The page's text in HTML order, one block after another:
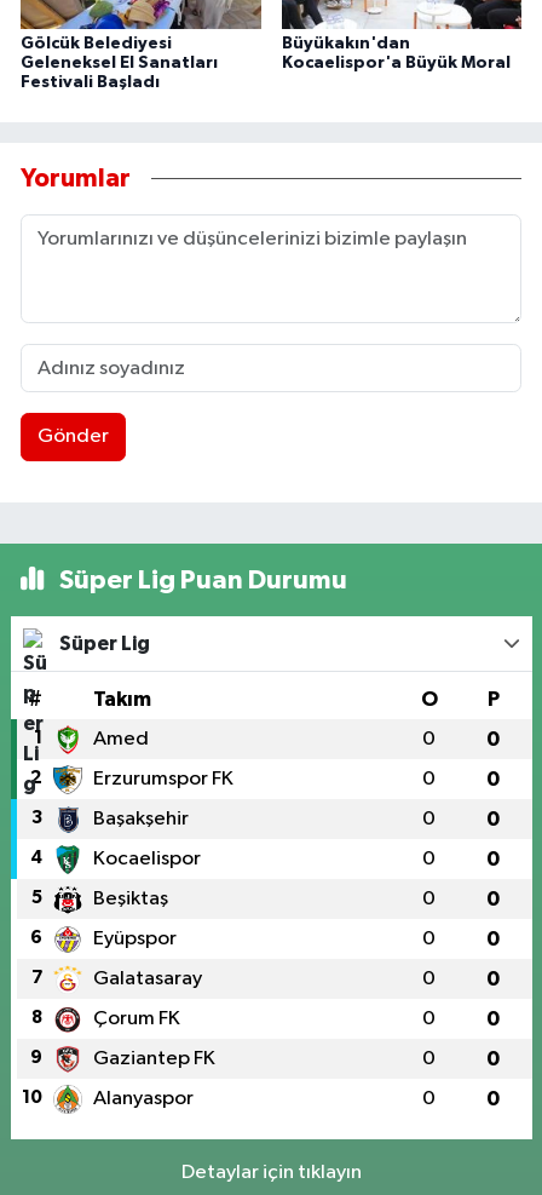
Gölcük Belediyesi
Geleneksel El Sanatları
Festivali Başladı
Büyükakın'dan
Kocaelispor'a Büyük Moral
Yorumlar
Gönder
Süper Lig Puan Durumu
Süper Lig
# Takım O P
1 Amed 0 0
2 Erzurumspor FK 0 0
3 Başakşehir 0 0
4 Kocaelispor 0 0
5 Beşiktaş 0 0
6 Eyüpspor 0 0
7 Galatasaray 0 0
8 Çorum FK 0 0
9 Gaziantep FK 0 0
10 Alanyaspor 0 0
Detaylar için tıklayın